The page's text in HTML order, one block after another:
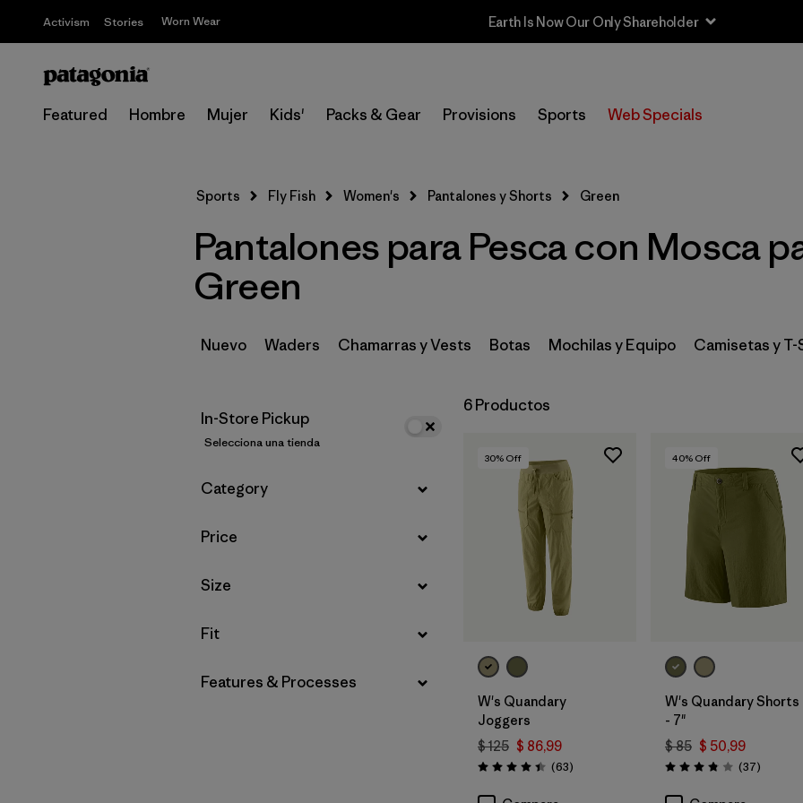
Activism Stories Worn Wear Earth Is Now Our Only Shareholder
Featured Hombre Mujer Kids' Packs & Gear Provisions Sports Web Specials
Selecciona una tienda
Filtrar por
Price
Filtrar por
Size
Filtrar por
Features & Processes
Sports Fly Fish Women's Pantalones y Shorts Green
Pantalones para Pesca con Mosca
Green
Nuevo Waders Chamarras y Vests Botas Mochilas y Equipo Camisetas y
In-Store Pickup
Selecciona una tienda
Filtrar por
Category
Filtrar por
Price
Filtrar por
Size
Filtrar por
Fit
Filtrar por
Features & Processes
6 Productos
30% Off
W's Quandary
Joggers
$ 125 $ 86,99
Valoración: 4.4 / 5
(63Comentarios
)
40% Off
W's Quandary Shorts
- 7"
$ 85 $ 50,99
Valoración: 3.9 / 5
(37)